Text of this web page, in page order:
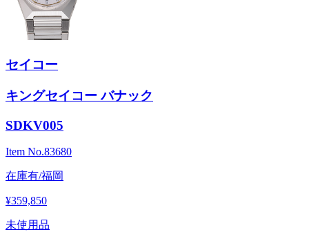
セイコー
キングセイコー バナック
SDKV005
Item No.83680
在庫有/福岡
¥359,850
未使用品